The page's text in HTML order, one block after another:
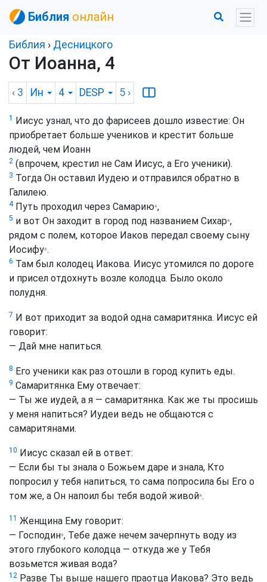
Библия онлайн
Библия › Десницкого
От Иоанна, 4
‹ 3 Ин 4 DESP 5 ›
1
Иисус узнал, что до фарисеев дошло известие: Он
приобретает больше учеников и крестит больше
людей, чем Иоанн
2 (впрочем, крестил не Сам Иисус, а Его ученики).
3 Тогда Он оставил Иудею и отправился обратно в
Галилею.
4Путь проходил через Самарию*,
5 и вот Он заходит в город под названием Сихар*,
рядом с полем, которое Иаков передал своему сыну
Иосифу*.
6 Там был колодец Иакова. Иисус утомился по дороге
и присел отдохнуть возле колодца. Было около
полудня.
7 И вот приходит за водой одна самаритянка. Иисус ей
говорит:
— Дай мне напиться.
8 Его ученики как раз отошли в город купить еды.
9 Самаритянка Ему отвечает:
— Ты же иудей, а я — самаритянка. Как же ты просишь
у меня напиться? Иудеи ведь не общаются с
самаритянами.
10 Иисус сказал ей в ответ:
— Если бы ты знала о Божьем даре и знала, Кто
попросил у тебя напиться, то сама попросила бы Его о
том же, а Он напоил бы тебя водой живой*.
11 Женщина Ему говорит:
— Господин*, Тебе даже нечем зачерпнуть воду из
этого глубокого колодца — откуда же у Тебя
возьмется живая вода?
12 Разве Ты выше нашего праотца Иакова? Это ведь